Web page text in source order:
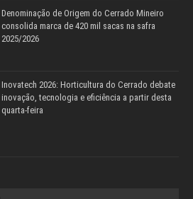
Denominação de Origem do Cerrado Mineiro
consolida marca de 420 mil sacas na safra
2025/2026
Inovatech 2026: Horticultura do Cerrado debate
inovação, tecnologia e eficiência a partir desta
quarta-feira